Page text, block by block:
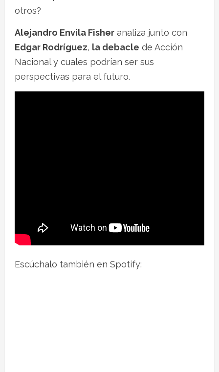
otros?
Alejandro Envila Fisher analiza junto con
Edgar Rodríguez, la debacle de Acción
Nacional y cuales podrían ser sus
perspectivas para el futuro.
Escúchalo también en Spotify: